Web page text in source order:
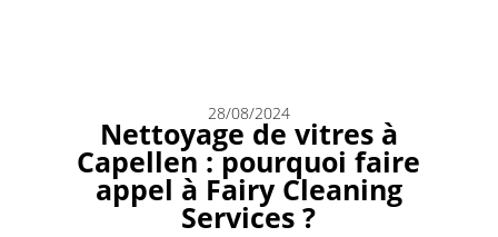
28/08/2024
Nettoyage de vitres à
Capellen : pourquoi faire
appel à Fairy Cleaning
Services ?